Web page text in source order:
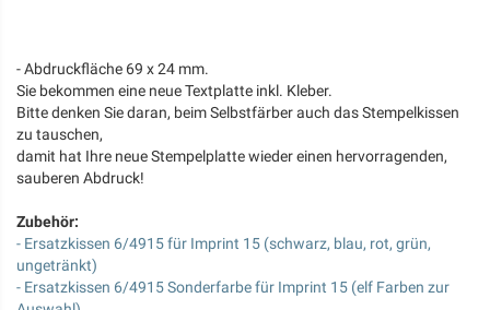
- Abdruckfläche 69 x 24 mm.
Sie bekommen eine neue Textplatte inkl. Kleber.
Bitte denken Sie daran, beim Selbstfärber auch das Stempelkissen
zu tauschen,
damit hat Ihre neue Stempelplatte wieder einen hervorragenden,
sauberen Abdruck!
Zubehör:
- Ersatzkissen 6/4915 für Imprint 15 (schwarz, blau, rot, grün,
ungetränkt)
- Ersatzkissen 6/4915 Sonderfarbe für Imprint 15 (elf Farben zur